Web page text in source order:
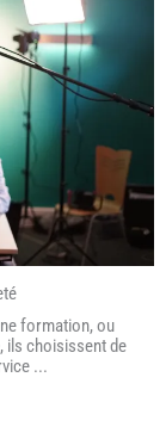
formation, ou
ils choisissent de
...